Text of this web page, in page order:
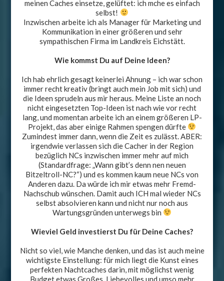
meinen Caches einsetze, gelüftet: ich mche es einfach
selbst!
Inzwischen arbeite ich als Manager für Marketing und
Kommunikation in einer größeren und sehr
sympathischen Firma im Landkreis Eichstätt.
Wie kommst Du auf Deine Ideen?
Ich hab ehrlich gesagt keinerlei Ahnung – ich war schon
immer recht kreativ (bringt auch mein Job mit sich) und
die Ideen sprudeln aus mir heraus. Meine Liste an noch
nicht eingesetzten Top-Ideen ist nach wie vor recht
lang, und momentan arbeite ich an einem größeren LP-
Projekt, das aber einige Rahmen spengen dürfte
Zumindest immer dann, wenn die Zeit es zulässt. ABER:
irgendwie verlassen sich die Cacher in der Region
bezüglich NCs inzwischen immer mehr auf mich
(Standardfrage: „Wann gibt’s denn nen neuen
Bitzeltroll-NC?“) und es kommen kaum neue NCs von
Anderen dazu. Da würde ich mir etwas mehr Fremd-
Nachschub wünschen. Damit auch ICH mal wieder NCs
selbst absolvieren kann und nicht nur noch aus
Wartungsgründen unterwegs bin
Wieviel Geld investierst Du für Deine Caches?
Nicht so viel, wie Manche denken, und das ist auch meine
wichtigste Einstellung: für mich liegt die Kunst eines
perfekten Nachtcaches darin, mit möglichst wenig
Budget etwas Großes, Liebevolles und umso mehr